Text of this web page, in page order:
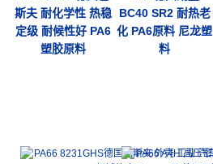
斯夫 耐化学性 热稳
定级 耐候性好 PA6
塑胶原料
BC40 SR2 耐热老
化 PA6原料 尼龙塑
料